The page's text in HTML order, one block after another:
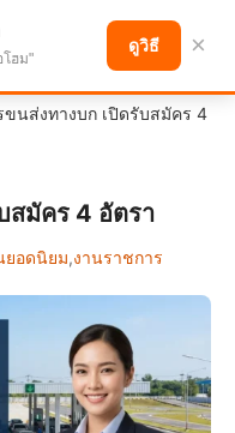
า
ขนส่งทางบก เปิดรับสมัคร 4
สมัคร 4 อัตรา
ยอดนิยม,งานราชการ
โฮม"
ดูวิธี ×